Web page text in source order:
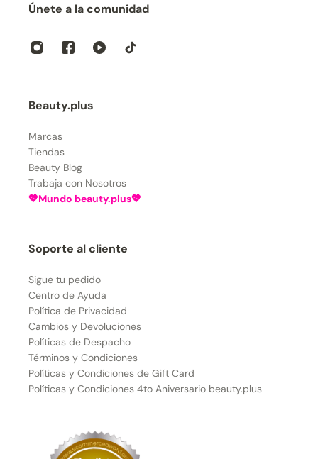
Únete a la comunidad
Beauty.plus
Marcas
Tiendas
Beauty Blog
Trabaja con Nosotros
💖Mundo beauty.plus💖
Soporte al cliente
Sigue tu pedido
Centro de Ayuda
Política de Privacidad
Cambios y Devoluciones
Políticas de Despacho
Términos y Condiciones
Políticas y Condiciones de Gift Card
Políticas y Condiciones 4to Aniversario beauty.plus